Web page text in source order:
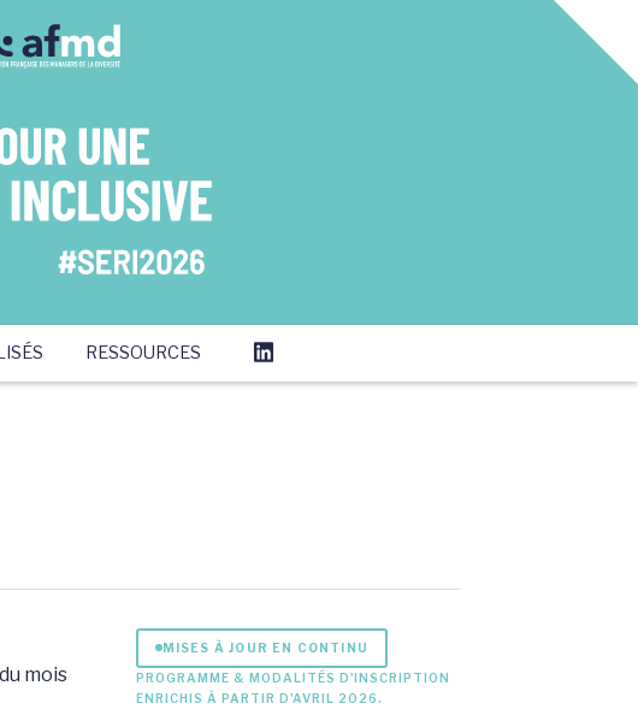
RESSOURCES
mois
MISES À JOUR EN CONTINU
PROGRAMME & MODALITÉS D'INSCRIPTION
ENRICHIS À PARTIR D'AVRIL 2026.